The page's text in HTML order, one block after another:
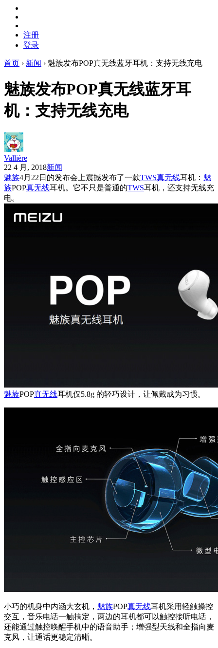
注册
登录
首页 › 新闻 › 魅族发布POP真无线蓝牙耳机：支持无线充电
魅族发布POP真无线蓝牙耳
机：支持无线充电
Vallière
22 4 月, 2018新闻
魅族4月22日的发布会上震撼发布了一款TWS真无线耳机： 魅
族POP真无线耳机。它不只是普通的TWS耳机，还支持无线充
电。
魅族POP真无线耳机仅5.8g 的轻巧设计，让佩戴成为习惯。
小巧的机身中内涵大玄机， 魅族POP真无线耳机采用轻触操控
交互，音乐电话一触搞定，两边的耳机都可以触控接听电话，
还能通过触控唤醒手机中的语音助手；增强型天线和全指向麦
克风，让通话更稳定清晰。